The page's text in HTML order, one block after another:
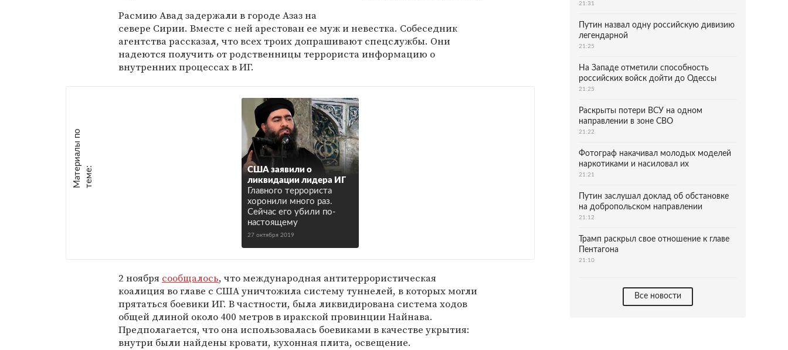
Расмию Авад задержали в городе Азаз на
севере Сирии. Вместе с ней арестован ее муж и невестка. Собеседник
агентства рассказал, что всех троих допрашивают спецслужбы. Они
надеются получить от родственницы террориста информацию о
внутренних процессах в ИГ.
М
а
т е
р
и
а
л
ы
п
о
т
е
м
е :
США заявили о
ликвидации лидера ИГ
Главного террориста
хоронили много раз.
Сейчас его убили по-
настоящему
27 октября 2019
2 ноября сообщалось, что международная антитеррористическая
коалиция во главе с США уничтожила систему туннелей, в которых могли
прятаться боевики ИГ. В частности, была ликвидирована система ходов
общей длиной около 400 метров в иракской провинции Найнава.
Предполагается, что она использовалась боевиками в качестве укрытия:
внутри были найдены кровати, кухонная плита, освещение.
21:31
Путин назвал одну российскую дивизию
легендарной
21:25
На Западе отметили способность
российских войск дойти до Одессы
21:25
Раскрыты потери ВСУ на одном
направлении в зоне СВО
21:22
Фотограф накачивал молодых моделей
наркотиками и насиловал их
21:21
Путин заслушал доклад об обстановке
на добропольском направлении
21:12
Трамп раскрыл свое отношение к главе
Пентагона
21:10
Все новости